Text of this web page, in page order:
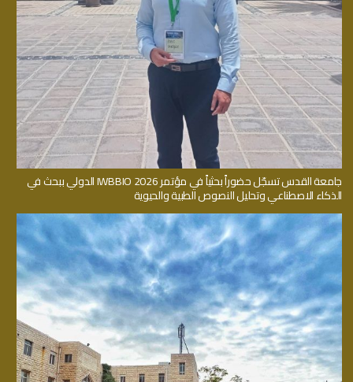
جامعة القدس تسجّل حضوراً بحثياً في مؤتمر IWBBIO 2026 الدولي ببحث في
الذكاء الاصطناعي وتحليل النصوص الطبية والحيوية